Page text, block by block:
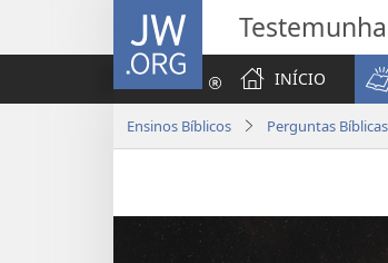
JW.ORG
INÍCIO
Ensinos Bíblicos Perguntas